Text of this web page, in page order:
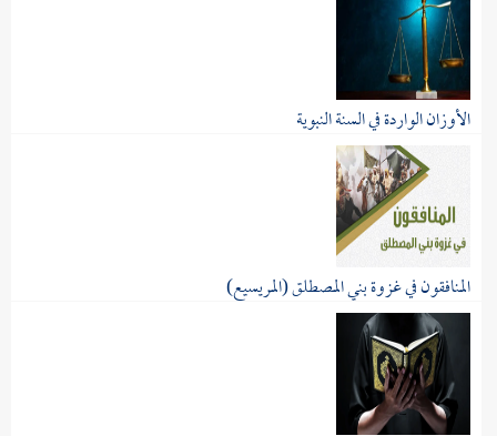
الأوزان الواردة في السنة النبوية
مما اعتنت به الشريعة الإسلامية في الجانب...
المنافقون في غزوة بني المصطلق (المريسيع)
المنافقون لا يُظهرون ما يعتقدون من كفر،...